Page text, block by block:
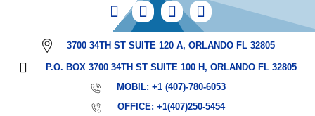
3700 34TH ST SUITE 120 A, ORLANDO FL 32805
P.O. BOX 3700 34TH ST SUITE 100 H, ORLANDO FL 32805
MOBIL: +1 (407)-780-6053
OFFICE: +1(407)250-5454